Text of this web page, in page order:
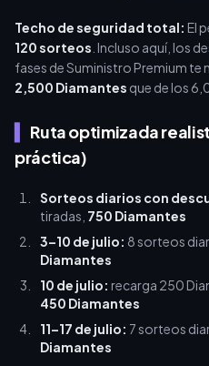
Techo de seguridad total: El
120 sorteos . Incluso aquí, los
fases de Suministro Premium te
2,500 Diamantes que de los
Ruta optimizada
práctica)
Sorteos diarios con
tiradas, 750 Diamantes
3–10 de julio: 8 sorteos
Diamantes
10 de julio: recarga 250
450 Diamantes
11–17 de julio: 7 sorteos
Diamantes